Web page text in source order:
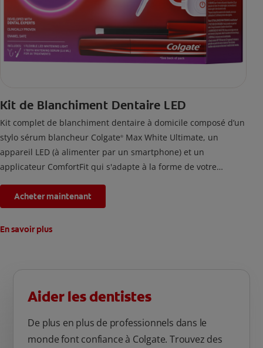
Kit de Blanchiment Dentaire LED
Kit complet de blanchiment dentaire à domicile composé d’un
stylo sérum blancheur Colgate® Max White Ultimate, un
appareil LED (à alimenter par un smartphone) et un
applicateur ComfortFit qui s'adapte à la forme de votre
par jour pendant 2 semaines, les taches accumulées par la
nourriture et les boissons depuis 20 ans seront éliminées.
Acheter maintenant
En savoir plus
Aider les dentistes
De plus en plus de professionnels dans le
monde font confiance à Colgate. Trouvez des